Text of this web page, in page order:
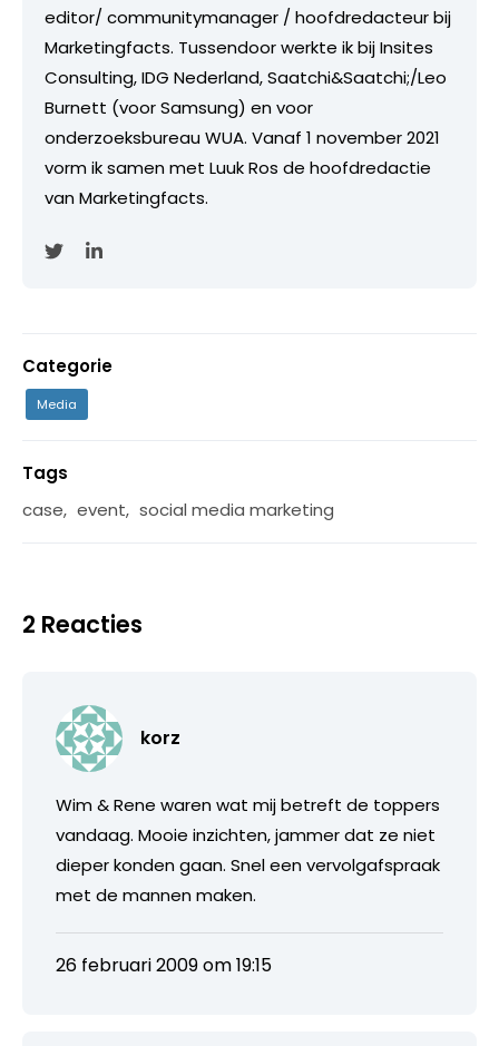
editor/ communitymanager / hoofdredacteur bij
Marketingfacts. Tussendoor werkte ik bij Insites
Consulting, IDG Nederland, Saatchi&Saatchi;/Leo
Burnett (voor Samsung) en voor
onderzoeksbureau WUA. Vanaf 1 november 2021
vorm ik samen met Luuk Ros de hoofdredactie
van Marketingfacts.
Categorie
Media
Tags
case, event, social media marketing
2 Reacties
korz
Wim & Rene waren wat mij betreft de toppers
vandaag. Mooie inzichten, jammer dat ze niet
dieper konden gaan. Snel een vervolgafspraak
met de mannen maken.
26 februari 2009 om 19:15